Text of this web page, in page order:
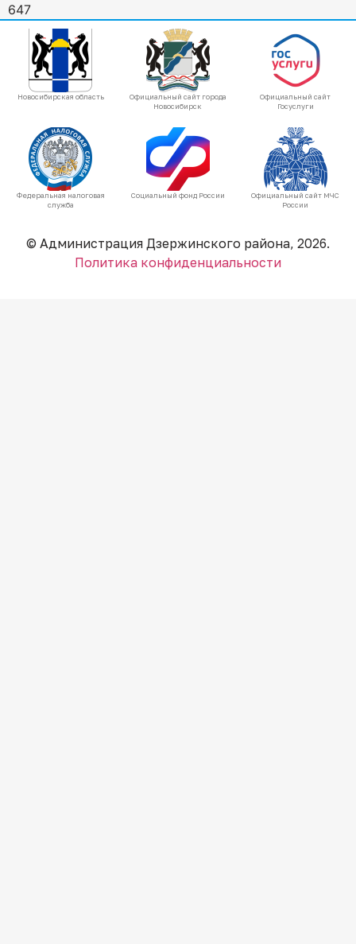
647
Новосибирская область
Официальный сайт города
Новосибирск
Официальный сайт
Госуслуги
Федеральная налоговая
служба
Социальный фонд России
Официальный сайт МЧС
России
© Администрация Дзержинского района, 2026.
Политика конфиденциальности